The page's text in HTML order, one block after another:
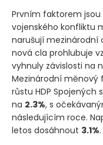
Prvním faktorem
vojenského konfliktu
narušují mezinárodní
nová cla prohlubuje
vyhnuly závislosti na
Mezinárodní měnový
růstu HDP Spojených
na 2.3%, s
následujícím roce.
letos dosáhnout 3.1%.